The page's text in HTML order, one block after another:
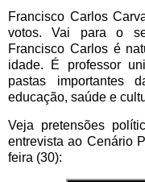
Francisco Carlos
votos. Vai para o
Francisco Carlos é
idade. É professor
pastas importantes
educação, saúde e
Veja pretensões
entrevista ao Cenário
feira (30):